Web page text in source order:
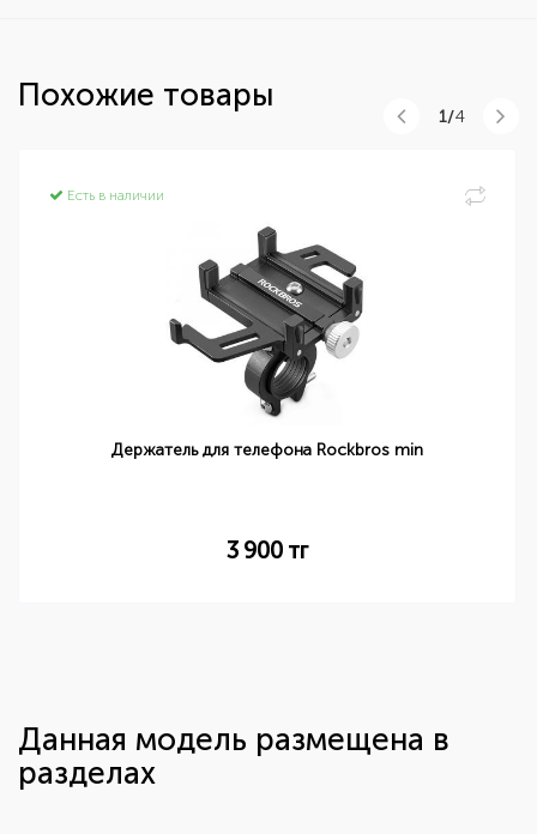
Похожие товары
Есть в наличии
Держатель для телефона Rockbros min
3 900 тг
1/4
Данная модель размещена в
разделах